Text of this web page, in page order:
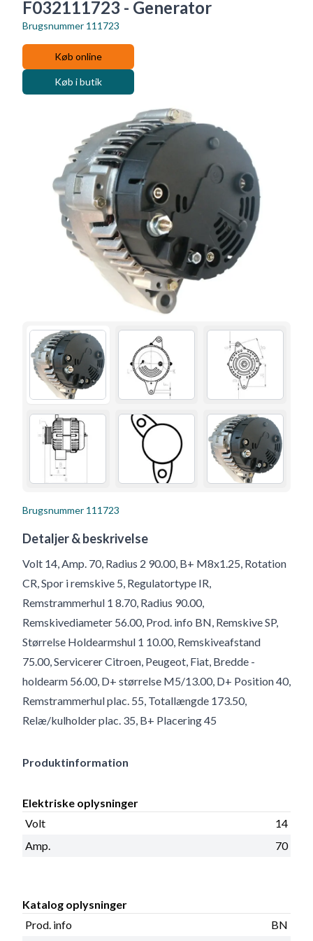
F032111723 - Generator
Brugsnummer 111723
Køb online
Køb i butik
Brugsnummer 111723
Detaljer & beskrivelse
Volt 14, Amp. 70, Radius 2 90.00, B+ M8x1.25, Rotation
CR, Spor i remskive 5, Regulatortype IR,
Remstrammerhul 1 8.70, Radius 90.00,
Remskivediameter 56.00, Prod. info BN, Remskive SP,
Størrelse Holdearmshul 1 10.00, Remskiveafstand
75.00, Servicerer Citroen, Peugeot, Fiat, Bredde -
holdearm 56.00, D+ størrelse M5/13.00, D+ Position 40,
Remstrammerhul plac. 55, Totallængde 173.50,
Relæ/kulholder plac. 35, B+ Placering 45
Produktinformation
Elektriske oplysninger
Volt
14
Amp.
70
Katalog oplysninger
Prod. info
BN